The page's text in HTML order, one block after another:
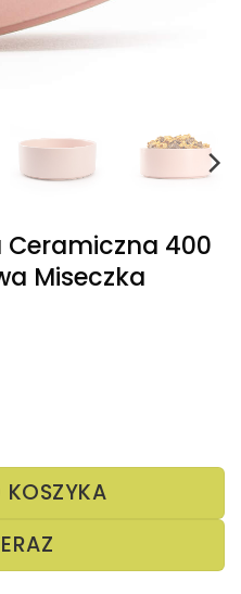
Ceramiczna 400
Miseczka
400 ml Ø 12,7 cm